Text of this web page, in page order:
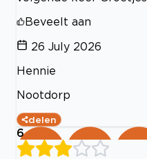
Beveelt aan
26 July 2026
Hennie
Nootdorp
delen
6